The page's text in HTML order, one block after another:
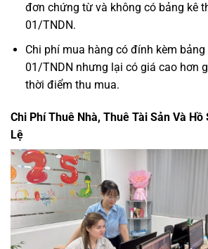
đơn chứng từ và không có bảng kê
01/TNDN.
Chi phí mua hàng có đính kèm
01/TNDN nhưng lại có giá cao hơn
thời điểm thu mua.
Chi Phí Thuê Nhà, Thuê Tài Sản Và Hồ
Lệ